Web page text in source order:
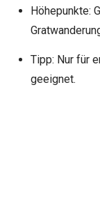
Höhepunkte:
Tipp: Nur für
geeignet.